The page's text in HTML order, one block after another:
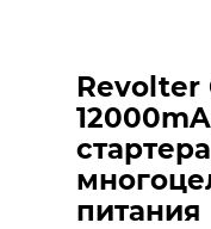
Revolter
питания